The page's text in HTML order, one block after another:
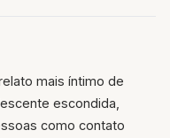
mais íntimo de
escondida,
como contato